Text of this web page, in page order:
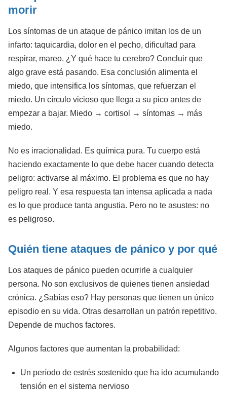
morir
Los síntomas de un ataque de pánico imitan los de un
infarto: taquicardia, dolor en el pecho, dificultad para
respirar, mareo. ¿Y qué hace tu cerebro? Concluir que
algo grave está pasando. Esa conclusión alimenta el
miedo, que intensifica los síntomas, que refuerzan el
miedo. Un círculo vicioso que llega a su pico antes de
empezar a bajar. Miedo → cortisol → síntomas → más
miedo.
No es irracionalidad. Es química pura. Tu cuerpo está
haciendo exactamente lo que debe hacer cuando detecta
peligro: activarse al máximo. El problema es que no hay
peligro real. Y esa respuesta tan intensa aplicada a nada
es lo que produce tanta angustia. Pero no te asustes: no
es peligroso.
Quién tiene ataques de pánico y por qué
Los ataques de pánico pueden ocurrirle a cualquier
persona. No son exclusivos de quienes tienen ansiedad
crónica. ¿Sabías eso? Hay personas que tienen un único
episodio en su vida. Otras desarrollan un patrón repetitivo.
Depende de muchos factores.
Algunos factores que aumentan la probabilidad:
Un período de estrés sostenido que ha ido acumulando
tensión en el sistema nervioso